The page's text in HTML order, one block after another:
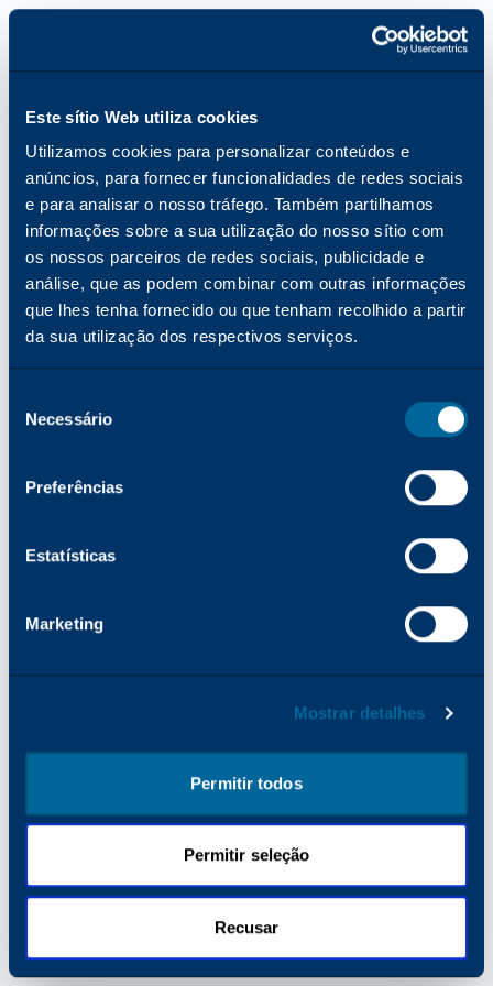
Este sítio Web utiliza cookies
Utilizamos cookies para personalizar conteúdos e
anúncios, para fornecer funcionalidades de redes sociais
e para analisar o nosso tráfego. Também partilhamos
informações sobre a sua utilização do nosso sítio com
os nossos parceiros de redes sociais, publicidade e
análise, que as podem combinar com outras informações
que lhes tenha fornecido ou que tenham recolhido a partir
da sua utilização dos respectivos serviços.
Necessário
Preferências
Estatísticas
Marketing
Mostrar detalhes
Permitir todos
Permitir seleção
Recusar
carregar o site katun.com (consulte a consola do navegador